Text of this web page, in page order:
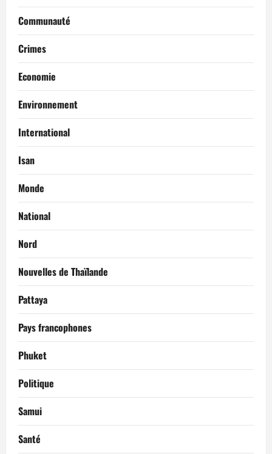
Communauté
Crimes
Economie
Environnement
International
Isan
Monde
National
Nord
Nouvelles de Thaïlande
Pattaya
Pays francophones
Phuket
Politique
Samui
Santé